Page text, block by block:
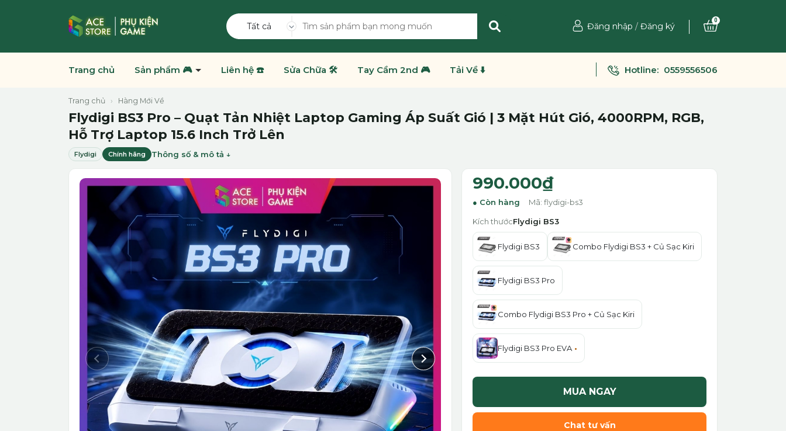
Tất cả Đăng nhập / Đăng ký
0
Trang chủ Sản phẩm 🎮 Liên hệ ☎️ Sửa Chữa 🛠️ Tay Cầm 2nd 🎮 Tải Về ⬇️ Hotline: 0559556506
Trang chủ › Hàng Mới Về
Flydigi BS3 Pro – Quạt Tản Nhiệt Laptop Gaming Áp Suất Gió | 3 Mặt Hút Gió, 4000RPM, RGB,
Hỗ Trợ Laptop 15.6 Inch Trở Lên
Flydigi Chính hãng Thông số & mô tả
990.000₫
Còn hàng Mã: flydigi-bs3
Kích thướcFlydigi BS3
Flydigi BS3 Combo Flydigi BS3 + Củ Sạc Kiri
Flydigi BS3 Pro
Combo Flydigi BS3 Pro + Củ Sạc Kiri
Flydigi BS3 Pro EVA
MUA NGAY
Chat tư vấn